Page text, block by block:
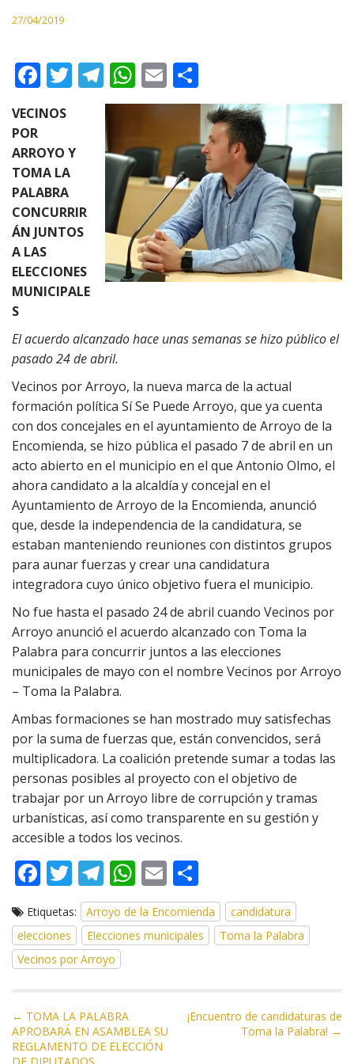
27/04/2019
F
ac
e
b
o
o
k
T
er
T
el
e
gr
m
W
h
at
s
A
p
E
m
l
o
m
p
ar
ti
r
VECINOS
POR
ARROYO Y
TOMA LA
PALABRA
CONCURRIR
ÁN JUNTOS
A LAS
ELECCIONES
MUNICIPALE
S
El acuerdo alcanzado hace unas semanas se hizo público el
pasado 24 de abril.
Vecinos por Arroyo, la nueva marca de la actual
formación política Sí Se Puede Arroyo, que ya cuenta
con dos concejales en el ayuntamiento de Arroyo de la
Encomienda, se hizo pública el pasado 7 de abril en un
acto abierto en el municipio en el que Antonio Olmo, el
ahora candidato a la alcaldía y concejal en el
Ayuntamiento de Arroyo de la Encomienda, anunció
que, desde la independencia de la candidatura, se
estaban manteniendo reuniones con distintos grupos
para aunar fuerzas y crear una candidatura
integradora cuyo único objetivo fuera el municipio.
No fue hasta el pasado 24 de abril cuando Vecinos por
Arroyo anunció el acuerdo alcanzado con Toma la
Palabra para concurrir juntos a las elecciones
municipales de mayo con el nombre Vecinos por Arroyo
– Toma la Palabra.
Ambas formaciones se han mostrado muy satisfechas
por la suma de fuerzas que, están convencidos, será
multiplicadora. La coalición pretende sumar a todas las
personas posibles al proyecto con el objetivo de
trabajar por un Arroyo libre de corrupción y tramas
urbanísticas, así como transparente en su gestión y
accesible a todos los vecinos.
F
e
b
o
k
T
w
itt
er
T
el
e
gr
a
W
h
at
s
p
E
m
ai
l
o
m
p
r
Etiquetas: Arroyo de la Encomienda
candidatura
elecciones
Elecciones municipales
Toma la Palabra
Vecinos por Arroyo
N
a
v
← TOMA LA PALABRA
APROBARÁ EN ASAMBLEA SU
REGLAMENTO DE ELECCIÓN
¡Encuentro de candidaturas de
Toma la Palabra! →